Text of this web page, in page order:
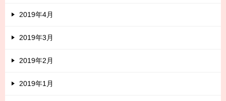
2019年4月
2019年3月
2019年2月
2019年1月